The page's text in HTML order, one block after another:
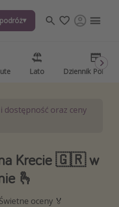
Lato Dziennik
dostępność oraz ceny
Krecie 🇬🇷 w
🫰
oceny 🏅